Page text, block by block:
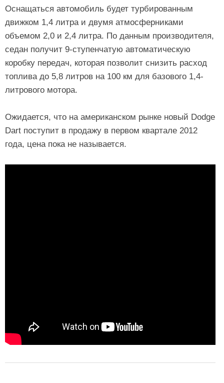
Оснащаться автомобиль будет турбированным
движком 1,4 литра и двумя атмосферниками
объемом 2,0 и 2,4 литра. По данным производителя,
седан получит 9-ступенчатую автоматическую
коробку передач, которая позволит снизить расход
топлива до 5,8 литров на 100 км для базового 1,4-
литрового мотора.
Ожидается, что на американском рынке новый Dodge
Dart поступит в продажу в первом квартале 2012
года, цена пока не называется.